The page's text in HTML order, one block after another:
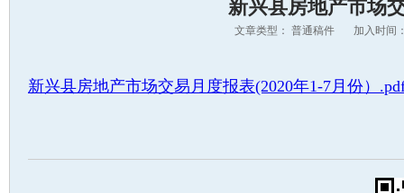
新兴县房地产市场
文章类型： 普通稿件 加入时间
新兴县房地产市场交易月度报表(2020年1-7月份）